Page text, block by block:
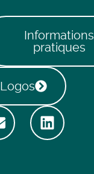
Informations
pratiques
Logos